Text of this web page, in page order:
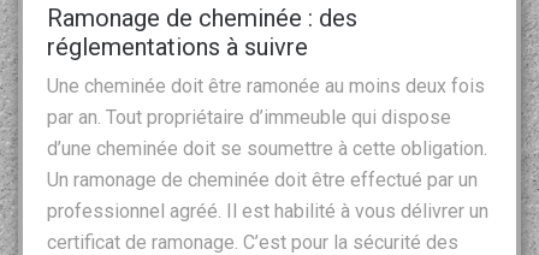
Ramonage de cheminée : des
réglementations à suivre
Une cheminée doit être ramonée au moins deux fois
par an. Tout propriétaire d’immeuble qui dispose
d’une cheminée doit se soumettre à cette obligation.
Un ramonage de cheminée doit être effectué par un
professionnel agréé. Il est habilité à vous délivrer un
certificat de ramonage. C’est pour la sécurité des